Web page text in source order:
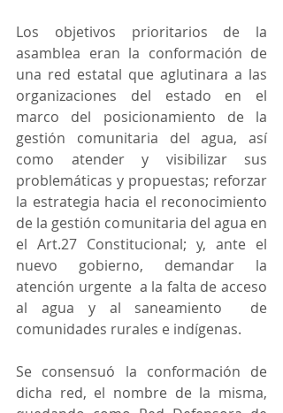
Los objetivos prioritarios de la
asamblea eran la conformación de
una red estatal que aglutinara a las
organizaciones del estado en el
marco del posicionamiento de la
gestión comunitaria del agua, así
como atender y visibilizar sus
problemáticas y propuestas; reforzar
la estrategia hacia el reconocimiento
de la gestión comunitaria del agua en
el Art.27 Constitucional; y, ante el
nuevo gobierno, demandar la
atención urgente  a la falta de acceso
al agua y al saneamiento  de
comunidades rurales e indígenas.
Se consensuó la conformación de
dicha red, el nombre de la misma,